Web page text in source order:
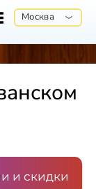
Москва
и скидки